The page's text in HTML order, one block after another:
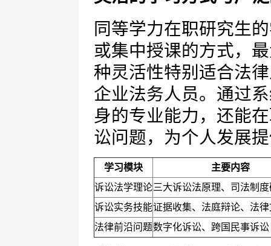
同等学力在职研究生
或集中授课的方式，
种灵活性特别适合法
企业法务人员。通过
身的专业能力，还能
讼问题，为个人发展
学习模块
主要内容
诉讼法学理论三大诉讼法原理、司法制
诉讼实务技能证据收集、法庭辩论、法
法律前沿问题数字化诉讼、跨国民事诉讼